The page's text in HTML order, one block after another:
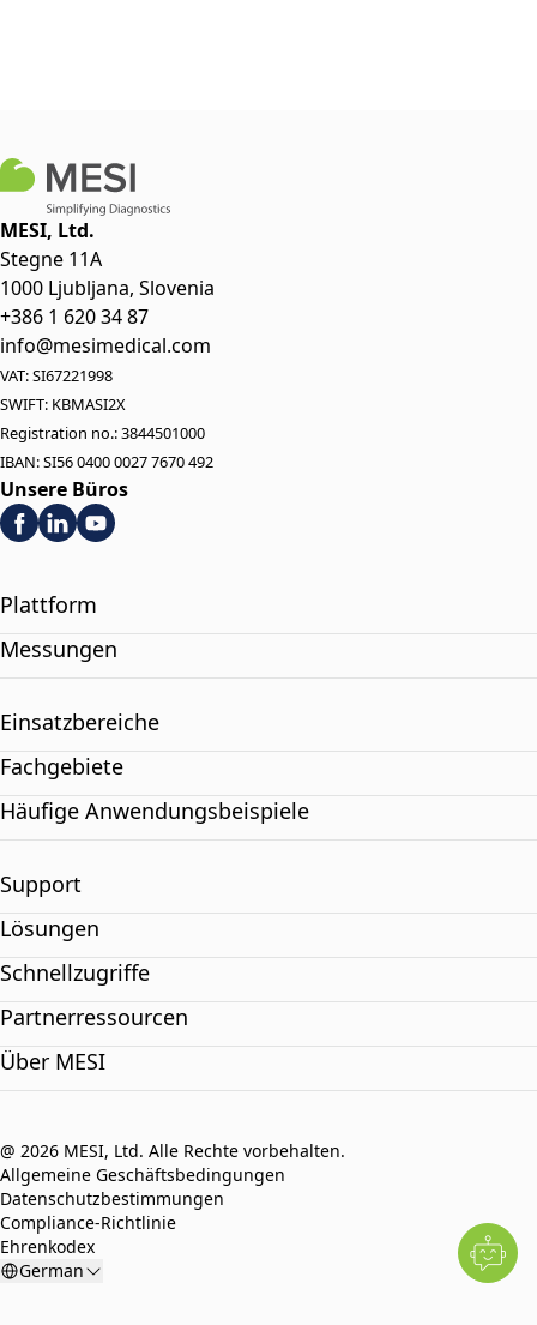
MESI, Ltd.
Stegne 11A
1000 Ljubljana, Slovenia
+386 1 620 34 87
info@mesimedical.com
VAT: SI67221998
SWIFT: KBMASI2X
Registration no.: 3844501000
IBAN: SI56 0400 0027 7670 492
Unsere Büros
Plattform
Messungen
Einsatzbereiche
Fachgebiete
Häufige Anwendungsbeispiele
Support
Lösungen
Schnellzugriffe
Partnerressourcen
Über MESI
@ 2026 MESI, Ltd. Alle Rechte vorbehalten.
Allgemeine Geschäftsbedingungen
Datenschutzbestimmungen
Compliance-Richtlinie
Ehrenkodex
German